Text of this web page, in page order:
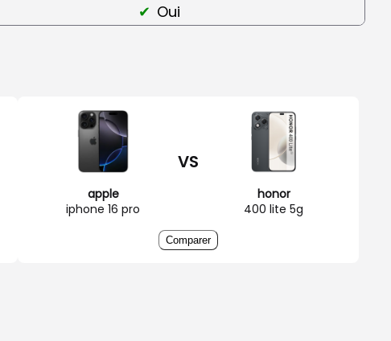
Oui
apple
iphone 16 pro
VS
honor
400 lite 5g
Comparer